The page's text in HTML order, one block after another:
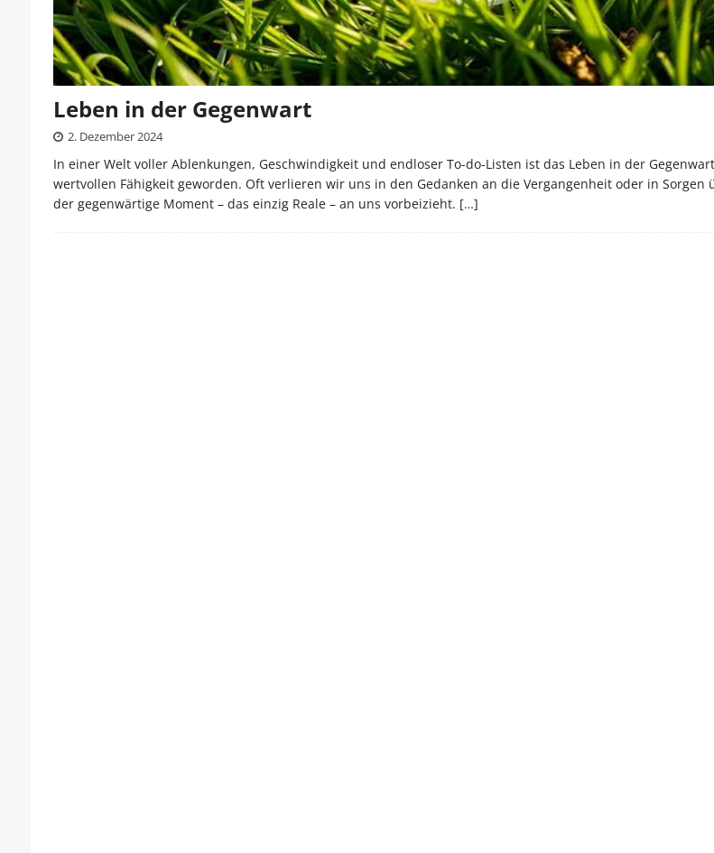
Leben in der Gegenwart
2. Dezember 2024
In einer Welt voller Ablenkungen, Geschwindigkeit und endloser To-do-Listen ist das Leben in der
wertvollen Fähigkeit geworden. Oft verlieren wir uns in den Gedanken an die Vergangenheit oder in Sorgen
der gegenwärtige Moment – das einzig Reale – an uns vorbeizieht. […]